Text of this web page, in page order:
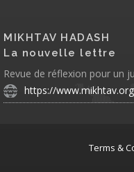
MIKHTAV HADASH
La nouvelle lettre
Revue de réflexion pour un
https://
Terms &